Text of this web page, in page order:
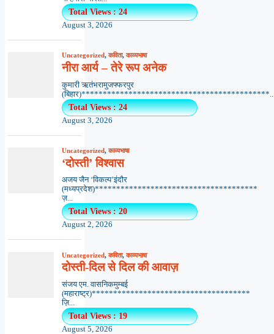
Total Views : 24
August 3, 2026
Uncategorized,कविता,काव्यभाषा
नीरा आर्य – तेरे रूप अनेक
कुमारी ऋतंभरामुजफ्फरपुर
Total Views : 24
August 3, 2026
Uncategorized,काव्यभाषा
‘दोस्ती’ विश्वास
अजय जैन ‘विकल्प’इंदौर
(मध्यप्रदेश)**************************************
ज़...
Total Views : 20
August 2, 2026
Uncategorized,कविता,काव्यभाषा
दोस्ती-दिल से दिल की आवाज़
संजय एम. वासनिकमुम्बई
(महाराष्ट्र)*************************************
ज़ि...
Total Views : 19
August 5, 2026